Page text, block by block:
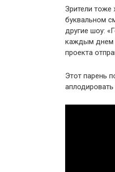
Зрители тоже
буквальном
другие шоу:
каждым днем
проекта
Этот парень